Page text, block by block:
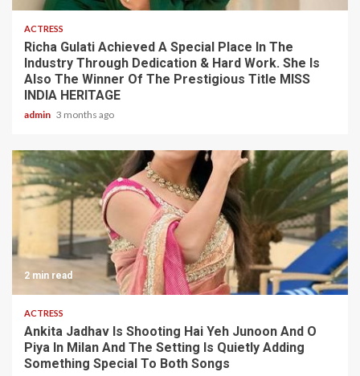
ACTRESS
Richa Gulati Achieved A Special Place In The
Industry Through Dedication & Hard Work. She Is
Also The Winner Of The Prestigious Title MISS
INDIA HERITAGE
admin 3 months ago
2 min read
ACTRESS
Ankita Jadhav Is Shooting Hai Yeh Junoon And O
Piya In Milan And The Setting Is Quietly Adding
Something Special To Both Songs